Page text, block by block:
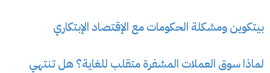
بيتكوين ومشكلة الحكومات مع الإقتصاد الإبتكاري
لماذا سوق العملات المشفرة متقلب للغاية؟ هل تنتهي